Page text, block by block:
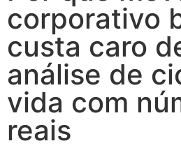
corporativo
custa caro
análise de
vida com
reais